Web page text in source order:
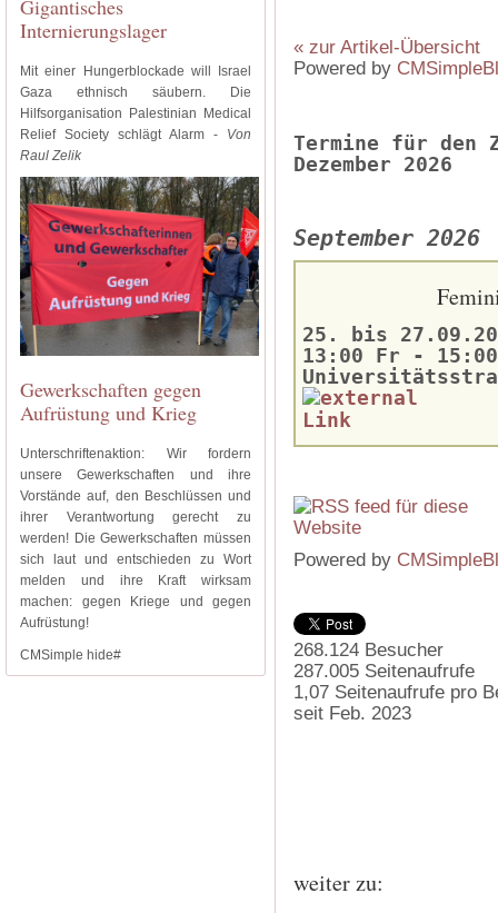
Gigantisches
Internierungslager
Mit einer Hungerblockade will Israel
Gaza ethnisch säubern. Die
Hilfsorganisation Palestinian Medical
Relief Society schlägt Alarm - Von
Raul Zelik
Gewerkschaften gegen
Aufrüstung und Krieg
Unterschriftenaktion: Wir fordern
unsere Gewerkschaften und ihre
Vorstände auf, den Beschlüssen und
ihrer Verantwortung gerecht zu
werden! Die Gewerkschaften müssen
sich laut und entschieden zu Wort
melden und ihre Kraft wirksam
machen: gegen Kriege und gegen
Aufrüstung!
CMSimple hide#
« zur Artikel-Übersicht
Powered by
Termine für den
Dezember 2026
September 2026
25. bis
13:00 Fr - 15:00
Powered by
268.124 Besucher
287.005 Seitenaufrufe
1,07 Seitenaufrufe pro
seit Feb. 2023
weiter zu: